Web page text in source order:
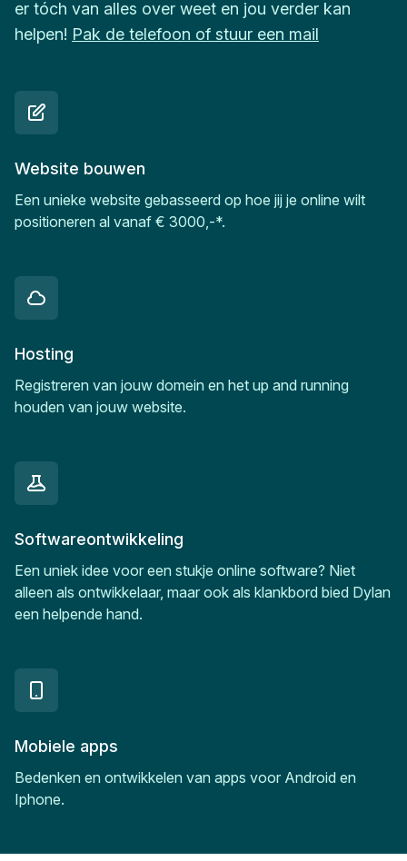
er tóch van alles over weet en jou verder kan
helpen! Pak de telefoon of stuur een mail
Website bouwen
Een unieke website gebasseerd op hoe jij je online wilt
positioneren al vanaf € 3000,-*.
Hosting
Registreren van jouw domein en het up and running
houden van jouw website.
Softwareontwikkeling
Een uniek idee voor een stukje online software? Niet
alleen als ontwikkelaar, maar ook als klankbord bied Dylan
een helpende hand.
Mobiele apps
Bedenken en ontwikkelen van apps voor Android en
Iphone.